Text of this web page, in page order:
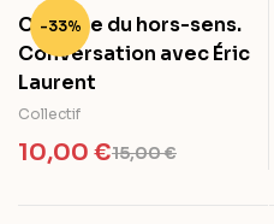
-33%
Clinique du hors-sens.
Conversation avec Éric
Laurent
Collectif
15,00€
10,00 €